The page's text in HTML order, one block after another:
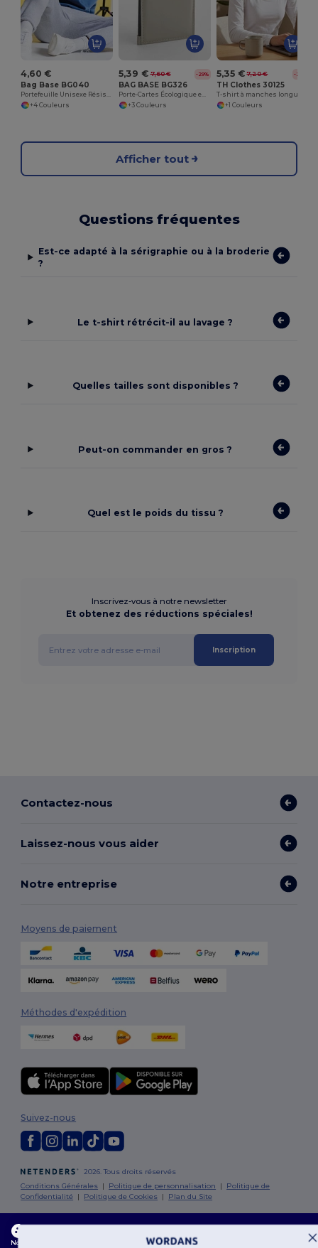
4,60 €
Bag Base BG040
Portefeuille Unisexe Résistant et Compact BG040
+4 Couleurs
5,39 € 7,60 € -29%
BAG BASE BG326
Porte-Cartes Écologique en Tissu Déperlant
+3 Couleurs
5,35 € 7,20 € -26%
TH Clothes 30125
+1 Couleurs
Afficher tout
Questions fréquentes
Est-ce adapté à la sérigraphie ou à la broderie
?
Le t-shirt rétrécit-il au lavage ?
Quelles tailles sont disponibles ?
Peut-on commander en gros ?
Quel est le poids du tissu ?
Inscrivez-vous à notre newsletter
Et obtenez des réductions spéciales!
Inscription
Contactez-nous
Laissez-nous vous aider
Notre entreprise
Moyens de paiement
Méthodes d'expédition
2026. Tous droits réservés
Conditions Générales | Politique de personnalisation | Politique de
Confidentialité | Politique de Cookies | Plan du Site
Suivez-nous
Bruxelles|Anvers|Mortsel|Malines|Lierre|Turnhout|Geel|
Herentals
Bruges
Notre site web utilise des cookies propriétaires et tiers pour améliorer la fonctionnalité